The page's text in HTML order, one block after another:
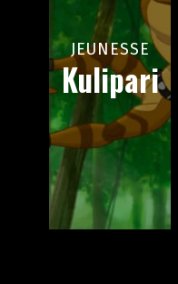
JEUNESSE
Kulipari